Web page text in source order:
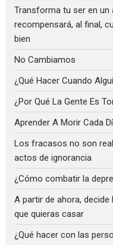
Transforma tu ser en un
recompensará, al final,
bien
No Cambiamos
¿Qué Hacer Cuando
¿Por Qué La Gente Es
Aprender A Morir Cada
Los fracasos no son
actos de ignorancia
¿Cómo combatir la
A partir de ahora,
que quieras casar
¿Qué hacer con las